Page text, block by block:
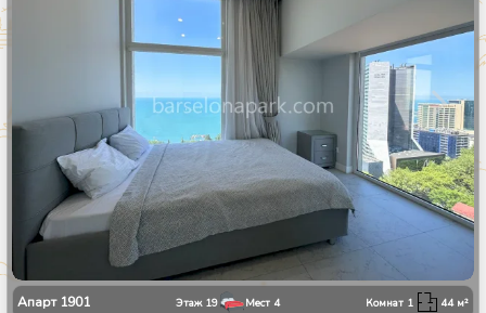
Апарт 1901 Этаж 19 Мест 4 Комнат 1 44м²